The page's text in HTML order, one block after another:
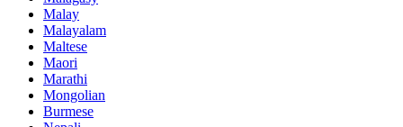
Malay
Malayalam
Maltese
Maori
Marathi
Mongolian
Burmese